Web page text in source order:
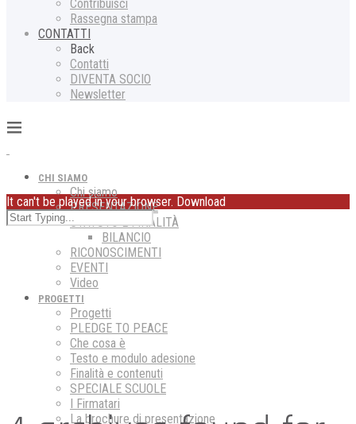
Contribuisci
Rassegna stampa
CONTATTI
Back
Contatti
DIVENTA SOCIO
Newsletter
CHI SIAMO
Chi siamo
PRESENTAZIONE
STATUTO E FINALITÀ
BILANCIO
RICONOSCIMENTI
EVENTI
Video
PROGETTI
Progetti
PLEDGE TO PEACE
Che cosa è
Testo e modulo adesione
Finalità e contenuti
SPECIALE SCUOLE
I Firmatari
La brochure di presentazione
It can't be played in your browser. Download